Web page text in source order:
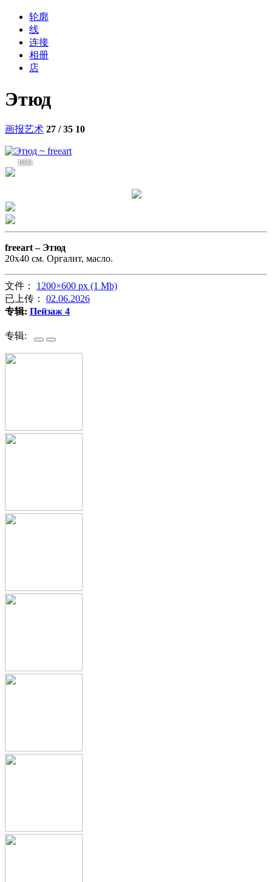
轮廓
线
连接
相册
店
Этюд
画报艺术 27 / 35 10
1035
freeart – Этюд
20х40 см. Оргалит, масло.
文件： 1200×600 px (1 Mb)
已上传： 02.06.2026
专辑: Пейзаж 4
专辑: